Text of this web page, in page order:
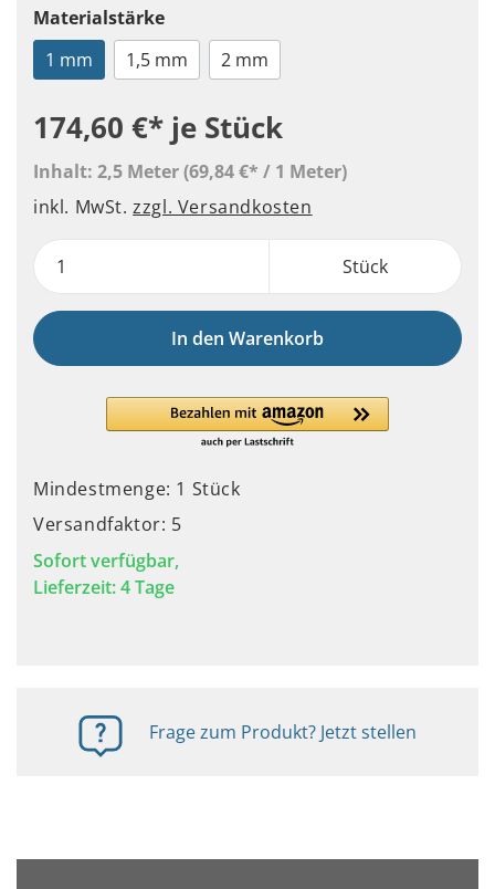
Materialstärke
1 mm
1,5 mm 2 mm
174,60 €* je Stück
Inhalt: 2,5 Meter(69,84 €* / 1 Meter)
inkl. MwSt.zzgl. Versandkosten
Stück
In den Warenkorb
Mindestmenge: 1 Stück
Versandfaktor: 5
Sofort verfügbar,
Lieferzeit: 4 Tage
Frage zum Produkt? Jetzt stellen